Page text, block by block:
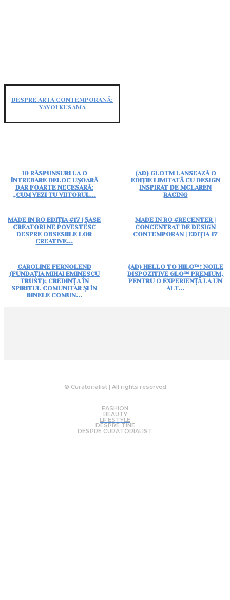
DESPRE ARTA CONTEMPORANĂ:
YAYOI KUSAMA
10 RĂSPUNSURI LA O
ÎNTREBARE DELOC UȘOARĂ
DAR FOARTE NECESARĂ:
„CUM VEZI TU VIITORUL...
(AD) GLOTM LANSEAZĂ O
EDIȚIE LIMITATĂ CU DESIGN
INSPIRAT DE MCLAREN
RACING
MADE IN RO EDIȚIA #17 | ȘASE
CREATORI NE POVESTESC
DESPRE OBSESIILE LOR
CREATIVE...
MADE IN RO #RECENTER |
CONCENTRAT DE DESIGN
CONTEMPORAN | EDIȚIA 17
CAROLINE FERNOLEND
(FUNDAȚIA MIHAI EMINESCU
TRUST): CREDINȚA ÎN
SPIRITUL COMUNITAR ȘI ÎN
BINELE COMUN...
(AD) HELLO TO HILO™! NOILE
DISPOZITIVE GLO™ PREMIUM,
PENTRU O EXPERIENȚĂ LA UN
ALT...
© Curatorialist | All rights reserved
FASHION
BEAUTY
LIFESTYLE
DESPRE TINE
DESPRE CURATORIALIST